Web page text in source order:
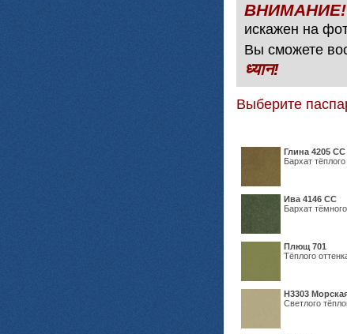
искажен на
Вы сможете
ध्यान!
Выберите
Глина 4205 СС
Бархат
Ива 4146 СС
Бархат
Плющ 701
Тёплого
H3303
Светлого